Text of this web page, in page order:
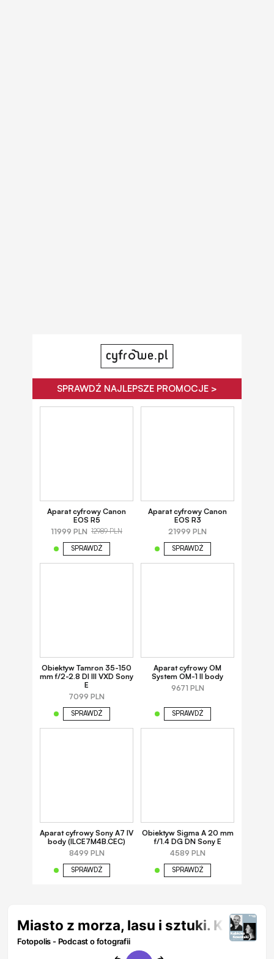
SPRAWDŹ NAJLEPSZE PROMOCJE >
Aparat cyfrowy Canon
EOS R5
11999 PLN 12989 PLN
SPRAWDŹ
Aparat cyfrowy Canon
EOS R3
21999 PLN
SPRAWDŹ
Obiektyw Tamron 35-150
mm f/2-2.8 DI III VXD Sony
E
7099 PLN
SPRAWDŹ
Aparat cyfrowy OM
System OM-1 II body
9671 PLN
SPRAWDŹ
Aparat cyfrowy Sony A7 IV
body (ILCE7M4B.CEC)
8499 PLN
SPRAWDŹ
Obiektyw Sigma A 20 mm
f/1.4 DG DN Sony E
4589 PLN
SPRAWDŹ